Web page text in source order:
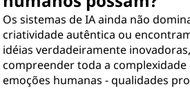
Os sistemas de IA ainda não
criatividade autêntica ou
idéias verdadeiramente
compreender toda a complexidade
emoções humanas - qualidades